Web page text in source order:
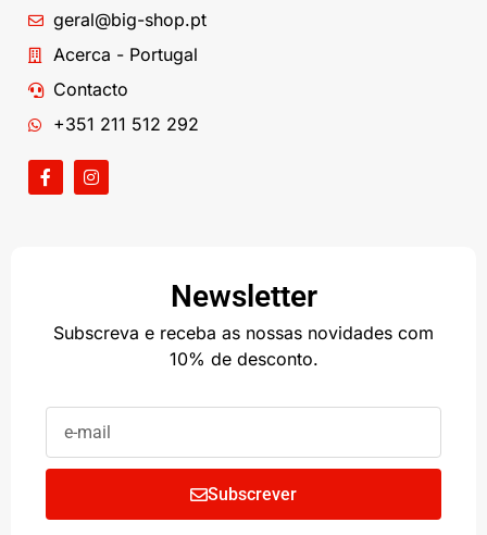
geral@big-shop.pt
Acerca - Portugal
Contacto
+351 211 512 292
Newsletter
Subscreva e receba as nossas novidades com
10% de desconto.
Subscrever